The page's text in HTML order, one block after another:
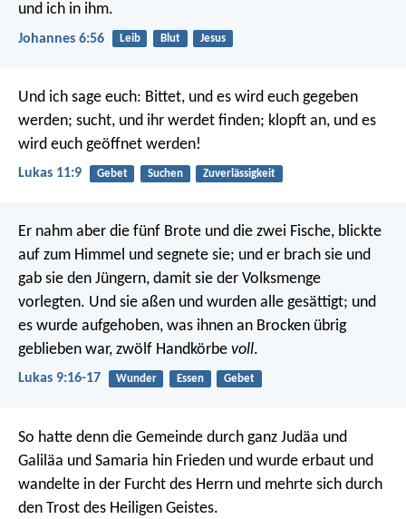
und ich in ihm.
Johannes 6:56 Leib Blut Jesus
Und ich sage euch: Bittet, und es wird euch gegeben
werden; sucht, und ihr werdet finden; klopft an, und es
wird euch geöffnet werden!
Lukas 11:9 Gebet Suchen Zuverlässigkeit
Er nahm aber die fünf Brote und die zwei Fische, blickte
auf zum Himmel und segnete sie; und er brach sie und
gab sie den Jüngern, damit sie der Volksmenge
vorlegten. Und sie aßen und wurden alle gesättigt; und
es wurde aufgehoben, was ihnen an Brocken übrig
geblieben war, zwölf Handkörbe voll.
Lukas 9:16-17 Wunder Essen Gebet
So hatte denn die Gemeinde durch ganz Judäa und
Galiläa und Samaria hin Frieden und wurde erbaut und
wandelte in der Furcht des Herrn und mehrte sich durch
den Trost des Heiligen Geistes.